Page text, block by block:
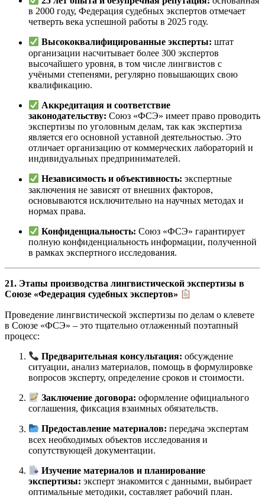
в 2000 году, Федерация судебных экспертов отмечает
четверть века успешной работы в 2025 году.
Высококвалифицированные эксперты: штат
организации насчитывает более 300 экспертов
высочайшего уровня, в том числе лингвистов с
учёными степенями, регулярно повышающих свою
квалификацию.
Аккредитация и соответствие
законодательству: Союз «ФСЭ» имеет право проводить
экспертизы по уголовным делам, так как экспертиза
является его основной уставной деятельностью. Это
отличает организацию от коммерческих лабораторий и
индивидуальных предпринимателей.
Независимость и объективность: экспертные
заключения не зависят от внешних факторов,
основываются исключительно на научных методах и
нормах права.
Конфиденциальность: Союз «ФСЭ» гарантирует
полную конфиденциальность информации, полученной
в рамках экспертного исследования.
21. Этапы производства лингвистической экспертизы в
Союзе «Федерация судебных экспертов»
Проведение лингвистической экспертизы по делам о клевете
в Союзе «ФСЭ» – это тщательно отлаженный поэтапный
процесс:
Предварительная консультация: обсуждение
ситуации, анализ материалов, помощь в формулировке
вопросов эксперту, определение сроков и стоимости.
Заключение договора: оформление официального
соглашения, фиксация взаимных обязательств.
Предоставление материалов: передача экспертам
всех необходимых объектов исследования и
сопутствующей документации.
Изучение материалов и планирование
экспертизы: эксперт знакомится с данными, выбирает
оптимальные методики, составляет рабочий план.